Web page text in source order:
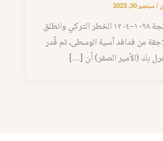
/سبتمبر 30, 2023
حروب الفرنجة ١٠٩٨–١٢٠٤ الخطر التركي وانطلق
من فدافد آسية الوسطى، ثم قُدر
بك (الأمير الصقر) أن […]